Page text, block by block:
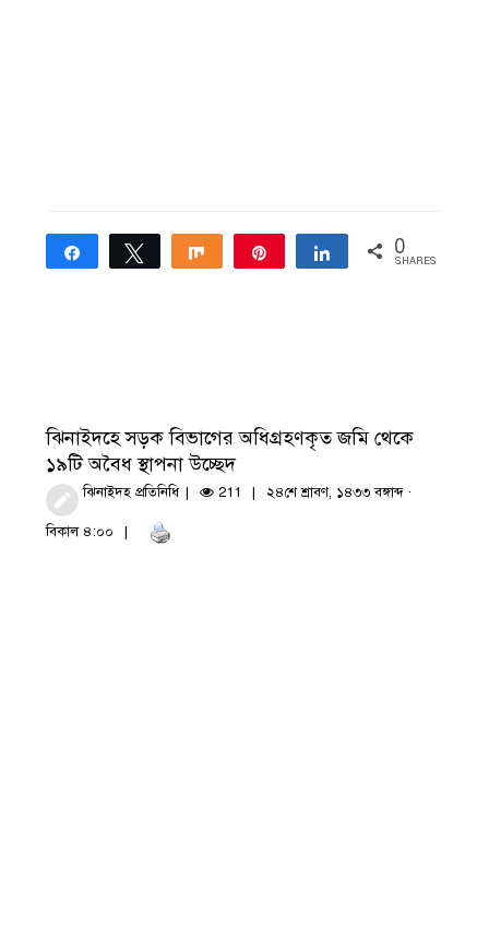
Share Tweet Share Share 0
SHARES
ঝিনাইদহে সড়ক বিভাগের অধিগ্রহণকৃত জমি থেকে
১৯টি অবৈধ স্থাপনা উচ্ছেদ
ঝিনাইদহ প্রতিনিধি 211 ২৪শে শ্রাবণ, ১৪৩৩ বঙ্গাব্দ ·
বিকাল ৪:০০